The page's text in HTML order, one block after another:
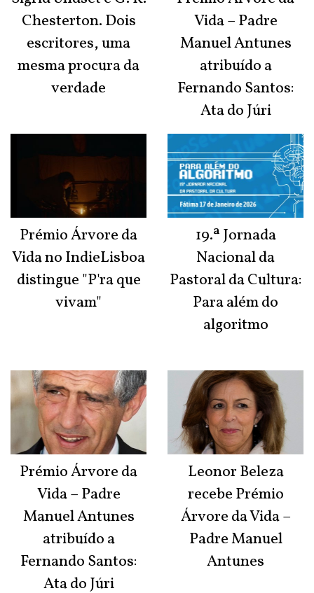
Chesterton. Dois
escritores, uma
mesma procura da
verdade
Prémio Árvore da
Vida no IndieLisboa
distingue "P'ra que
vivam"
Prémio Árvore da
Vida – Padre
Manuel Antunes
atribuído a
Fernando Santos:
Ata do Júri
Vida – Padre
Manuel Antunes
atribuído a
Fernando Santos:
Ata do Júri
19.ª Jornada
Nacional da
Pastoral da Cultura:
Para além do
algoritmo
Leonor Beleza
recebe Prémio
Árvore da Vida –
Padre Manuel
Antunes